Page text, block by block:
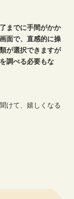
までに手間がかか
面で、直感的に操
が選択できますが
調べる必要もな
けて、嬉しくなる